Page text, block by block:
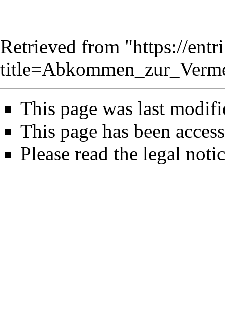
Retrieved from "https://
This page was last
This page has been
Please read the legal